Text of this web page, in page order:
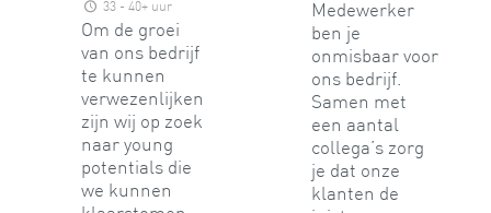
33 - 40+ uur
Om de groei
van ons bedrijf
te kunnen
verwezenlijken
zijn wij op zoek
naar young
potentials die
we kunnen
Medewerker
ben je
onmisbaar voor
ons bedrijf.
Samen met
een aantal
collega’s zorg
je dat onze
klanten de